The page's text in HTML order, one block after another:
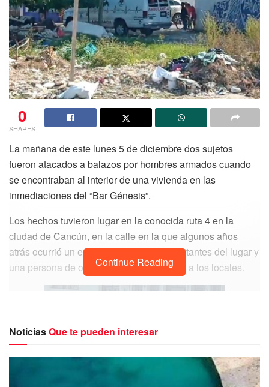
0
SHARES
La mañana de este lunes 5 de diciembre dos sujetos
fueron atacados a balazos por hombres armados cuando
se encontraban al interior de una vivienda en las
inmediaciones del “Bar Génesis”.
Los hechos tuvieron lugar en la conocida ruta 4 en la
ciudad de Cancún, en la calle en la que algunos años
atrás ocurrió un enfrentamiento entre habitantes del lugar y
una persona de origen ruso que insultaba a los locales.
Continue Reading
NoticiasQue te pueden interesar